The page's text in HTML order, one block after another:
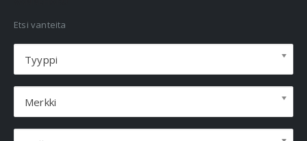
Etsi vanteita
Tyyppi
Merkki